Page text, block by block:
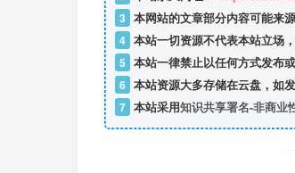
3 本网站的文章部分内容可能来
4 本站一切资源不代表本站立场
5 本站一律禁止以任何方式发布
6 本站资源大多存储在云盘，如
7 本站采用知识共享署名-非商业